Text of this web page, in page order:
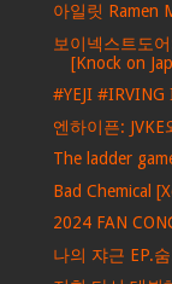
아일릿 Ramen
보이넥스트도
[Knock on
#YEJI #IRVING
엔하이픈:
The ladder
Bad Chemical
2024 FAN
나의 쟈근 EP.